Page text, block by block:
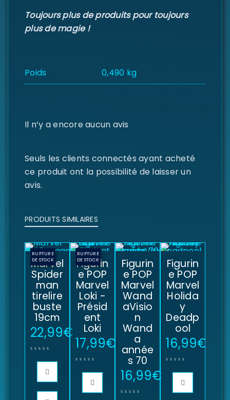
Toujours plus de produits pour toujours
plus de magie !
Poids 0,490 kg
Il n’y a encore aucun avis
Seuls les clients connectés ayant acheté
ce produit ont la possibilité de laisser un
avis.
PRODUITS SIMILAIRES
RUPTURE
DE STOCK
Marvel
Spider
man
tirelire
buste
19cm
22,99€
RUPTURE
DE STOCK
Figurin
e POP
Marvel
Loki -
Présid
ent
Loki
17,99€
Figurin
e POP
Marvel
Wand
aVisio
n
Wand
a
année
s 70
16,99€
Figurin
e POP
Marvel
Holida
y
Deadp
ool
16,99€